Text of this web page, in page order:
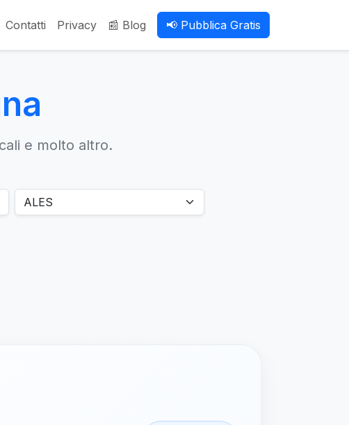
Contatti Privacy 📰 Blog 📢 Pubblica Gratis
e molto altro.